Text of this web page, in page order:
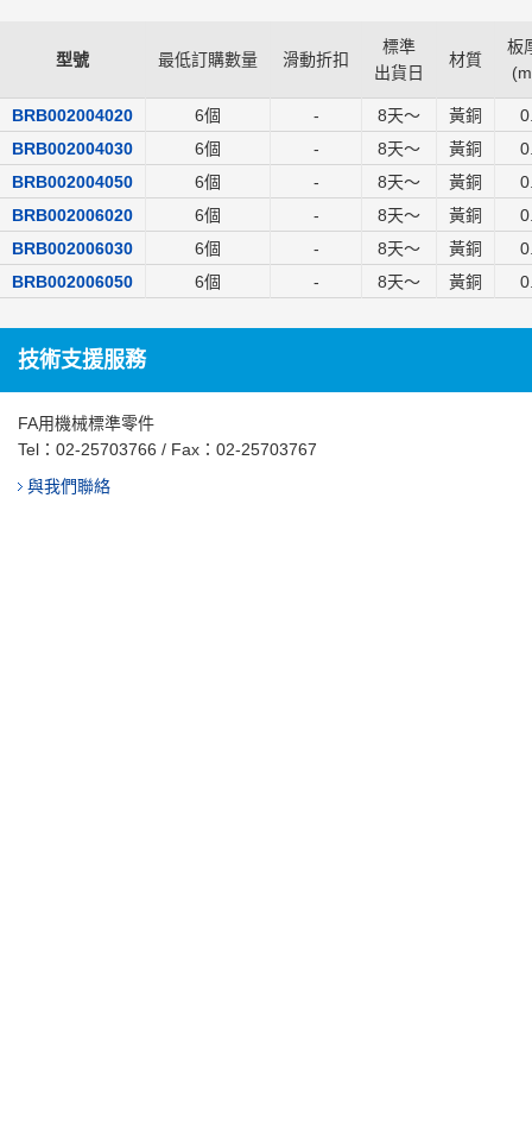
型號 最低訂購數量 滑動折扣
標準
出貨日
材質
板
(
BRB002004020 6個 - 8天～ 黃銅
BRB002004030
6個 - 8天～ 黃銅
BRB002004050
6個 - 8天～ 黃銅
BRB002006020
6個 - 8天～ 黃銅
BRB002006030
6個 - 8天～ 黃銅
BRB002006050
6個 - 8天～ 黃銅
技術支援服務
FA用機械標準零件
Tel： 02-25703766 / Fax：02-25703767
與我們聯絡